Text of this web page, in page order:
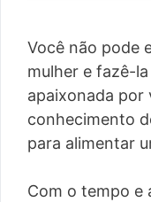
Você não pode
mulher e fazê-
apaixonada por
conhecimento
para alimentar
Com o tempo e